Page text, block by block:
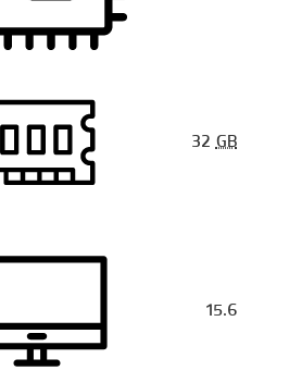
32GB
15.6